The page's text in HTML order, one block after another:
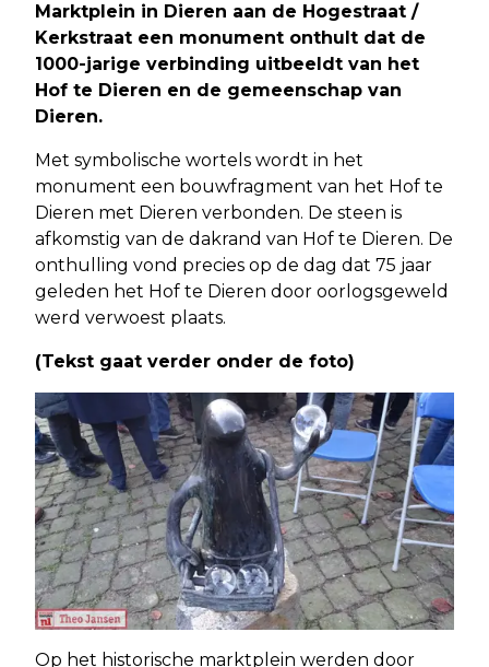
Marktplein in Dieren aan de Hogestraat /
Kerkstraat een monument onthult dat de
1000-jarige verbinding uitbeeldt van het
Hof te Dieren en de gemeenschap van
Dieren.
Met symbolische wortels wordt in het
monument een bouwfragment van het Hof te
Dieren met Dieren verbonden. De steen is
afkomstig van de dakrand van Hof te Dieren. De
onthulling vond precies op de dag dat 75 jaar
geleden het Hof te Dieren door oorlogsgeweld
werd verwoest plaats.
(Tekst gaat verder onder de foto)
Op het historische marktplein werden door